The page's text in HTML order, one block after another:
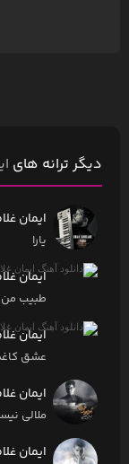
دیگر ترانه های
ایمان
یارا
ایمان
طبیب من
ایمان
عشق
ایمان
ملالی
ایمان